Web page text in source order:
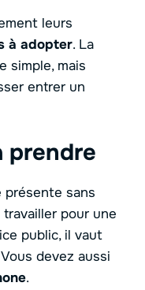
leurs
à adopter. La
simple, mais
entrer un
prendre
présente sans
pour une
public, il vaut
devez aussi
.